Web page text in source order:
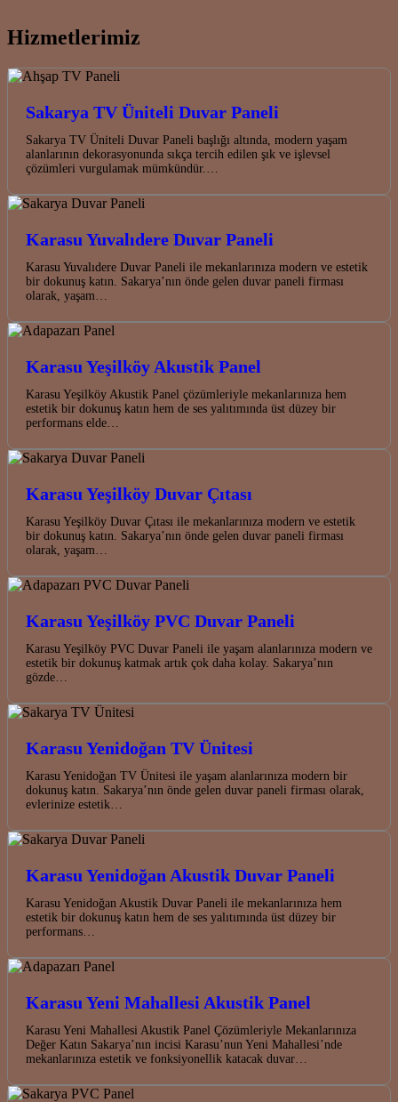
Hizmetlerimiz
Sakarya TV Üniteli Duvar Paneli
Sakarya TV Üniteli Duvar Paneli başlığı altında, modern yaşam
alanlarının dekorasyonunda sıkça tercih edilen şık ve işlevsel
çözümleri vurgulamak mümkündür.…
Karasu Yuvalıdere Duvar Paneli
Karasu Yuvalıdere Duvar Paneli ile mekanlarınıza modern ve estetik
bir dokunuş katın. Sakarya’nın önde gelen duvar paneli firması
olarak, yaşam…
Karasu Yeşilköy Akustik Panel
Karasu Yeşilköy Akustik Panel çözümleriyle mekanlarınıza hem
estetik bir dokunuş katın hem de ses yalıtımında üst düzey bir
performans elde…
Karasu Yeşilköy Duvar Çıtası
Karasu Yeşilköy Duvar Çıtası ile mekanlarınıza modern ve estetik
bir dokunuş katın. Sakarya’nın önde gelen duvar paneli firması
olarak, yaşam…
Karasu Yeşilköy PVC Duvar Paneli
Karasu Yeşilköy PVC Duvar Paneli ile yaşam alanlarınıza modern ve
estetik bir dokunuş katmak artık çok daha kolay. Sakarya’nın
gözde…
Karasu Yenidoğan TV Ünitesi
Karasu Yenidoğan TV Ünitesi ile yaşam alanlarınıza modern bir
dokunuş katın. Sakarya’nın önde gelen duvar paneli firması olarak,
evlerinize estetik…
Karasu Yenidoğan Akustik Duvar Paneli
Karasu Yenidoğan Akustik Duvar Paneli ile mekanlarınıza hem
estetik bir dokunuş katın hem de ses yalıtımında üst düzey bir
performans…
Karasu Yeni Mahallesi Akustik Panel
Karasu Yeni Mahallesi Akustik Panel Çözümleriyle Mekanlarınıza
Değer Katın Sakarya’nın incisi Karasu’nun Yeni Mahallesi’nde
mekanlarınıza estetik ve fonksiyonellik katacak duvar…